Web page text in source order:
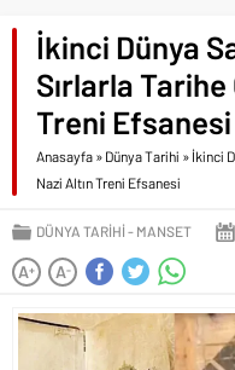
İkinci Dünya
Sırlarla
Treni Efsanesi
Anasayfa » Dünya Tarihi » İkinci
Nazi Altın Treni Efsanesi
DÜNYA TARIHI MANSET
A+ A-